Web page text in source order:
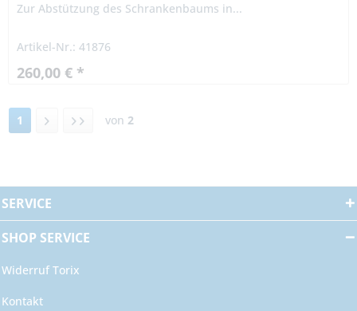
Zur Abstützung des Schrankenbaums in...
Artikel-Nr.: 41876
260,00 € *
1 von 2
SERVICE
SHOP SERVICE
Widerruf Torix
Kontakt